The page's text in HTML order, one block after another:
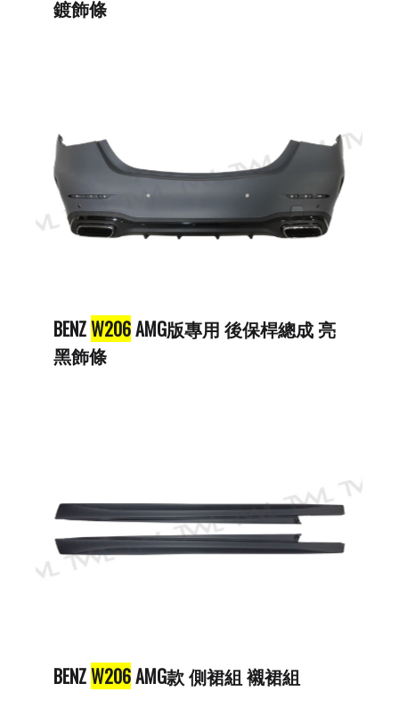
鍍飾條
BENZW206AMG版專用 後保桿總成 亮
黑飾條
BENZW206AMG款 側裙組 襯裙組